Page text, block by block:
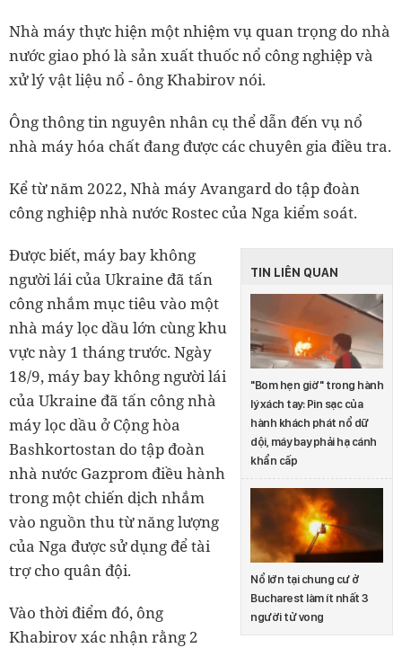
Nhà máy thực hiện một nhiệm vụ quan trọng do nhà
nước giao phó là sản xuất thuốc nổ công nghiệp và
xử lý vật liệu nổ - ông Khabirov nói.
Ông thông tin nguyên nhân cụ thể dẫn đến vụ nổ
nhà máy hóa chất đang được các chuyên gia điều tra.
Kể từ năm 2022, Nhà máy Avangard do tập đoàn
công nghiệp nhà nước Rostec của Nga kiểm soát.
TIN LIÊN QUAN
"Bom hẹn giờ" trong hành
lý xách tay: Pin sạc của
hành khách phát nổ dữ
dội, máy bay phải hạ cánh
khẩn cấp
Nổ lớn tại chung cư ở
Bucharest làm ít nhất 3
người tử vong
Được biết, máy bay không
người lái của Ukraine đã tấn
công nhắm mục tiêu vào một
nhà máy lọc dầu lớn cùng khu
vực này 1 tháng trước. Ngày
18/9, máy bay không người lái
của Ukraine đã tấn công nhà
máy lọc dầu ở Cộng hòa
Bashkortostan do tập đoàn
nhà nước Gazprom điều hành
trong một chiến dịch nhắm
vào nguồn thu từ năng lượng
của Nga được sử dụng để tài
trợ cho quân đội.
Vào thời điểm đó, ông
Khabirov xác nhận rằng 2